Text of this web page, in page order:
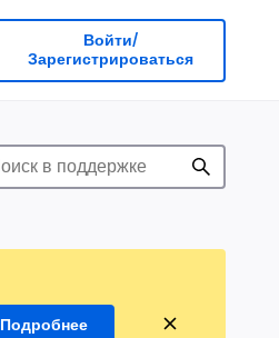
Войти/
Зарегистрироваться
Подробнее